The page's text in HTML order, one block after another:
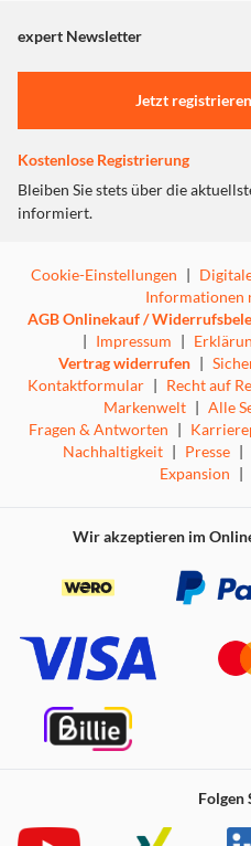
"Marketing".
Einstellungen anpassen
expert Newsletter
Jetzt registrieren
Kostenlose Registrierung
Bleiben Sie stets über die
informiert.
Cookie-Einstellungen |
Informationen
AGB Onlinekauf /
| Impressum |
Vertrag widerrufen |
Kontaktformular | Recht auf
Markenwelt | Alle
Fragen & Antworten |
Nachhaltigkeit | Presse |
Expansion |
Wir akzeptieren im
Folgen